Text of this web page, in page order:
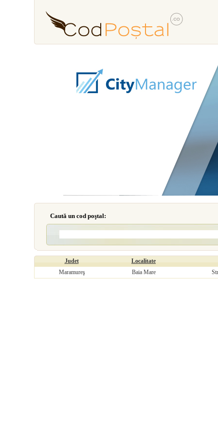
Caută un cod poştal:
Judet
Localitate
Maramureş
Baia Mare